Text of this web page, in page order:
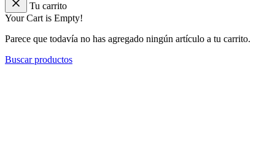
Tu carrito
Your Cart is Empty!
Parece que todavía no has agregado ningún artículo a tu carrito.
Buscar productos